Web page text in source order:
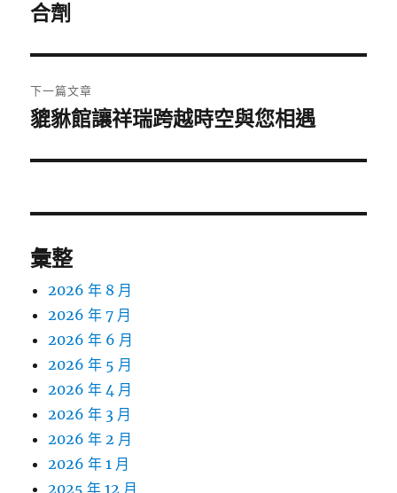
導
覽
一
文
章:
合劑
下一篇文章
下
篇
章:
貔貅館讓祥瑞跨越時空與您相遇
彙整
2026 年 8 月
2026 年 7 月
2026 年 6 月
2026 年 5 月
2026 年 4 月
2026 年 3 月
2026 年 2 月
2026 年 1 月
2025 年 12 月